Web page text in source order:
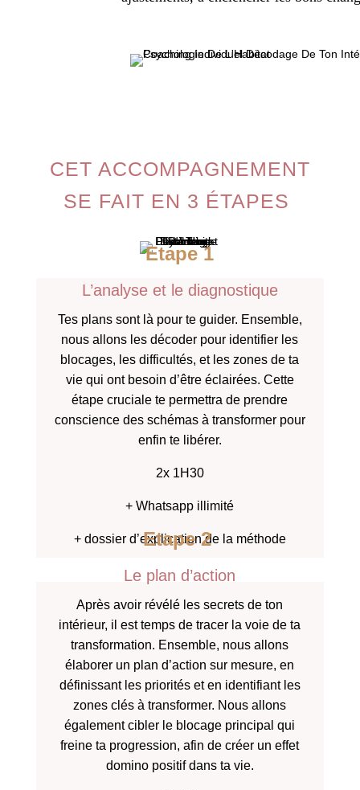
CET ACCOMPAGNEMENT
SE FAIT EN 3 ÉTAPES
Etape 1
L’analyse et le diagnostique
Tes plans sont là pour te guider. Ensemble,
nous allons les décoder pour identifier les
blocages, les difficultés, et les zones de ta
vie qui ont besoin d’être éclairées. Cette
étape cruciale te permettra de prendre
conscience des schémas à transformer pour
enfin te libérer.
2x 1H30
+ Whatsapp illimité
+ dossier d’explication de la méthode
Etape 2
Le plan d’action
Après avoir révélé les secrets de ton
intérieur, il est temps de tracer la voie de ta
transformation. Ensemble, nous allons
élaborer un plan d’action sur mesure, en
définissant les priorités et en identifiant les
zones clés à transformer. Nous allons
également cibler le blocage principal qui
freine ta progression, afin de créer un effet
domino positif dans ta vie.